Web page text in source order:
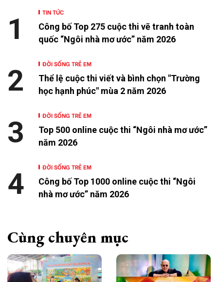
TIN TỨC
Công bố Top 275 cuộc thi vẽ tranh toàn
quốc “Ngôi nhà mơ ước” năm 2026
1
ĐỜI SỐNG TRẺ EM
Thể lệ cuộc thi viết và bình chọn "Trường
học hạnh phúc" mùa 2 năm 2026
2
ĐỜI SỐNG TRẺ EM
Top 500 online cuộc thi “Ngôi nhà mơ ước”
năm 2026
3
ĐỜI SỐNG TRẺ EM
Công bố Top 1000 online cuộc thi “Ngôi
nhà mơ ước” năm 2026
4
Cùng chuyên mục